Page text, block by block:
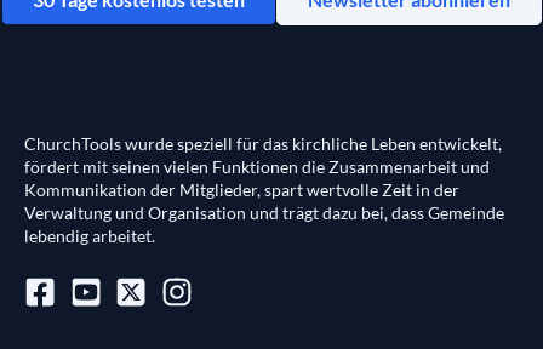
ChurchTools wurde speziell für das kirchliche Leben entwickelt,
fördert mit seinen vielen Funktionen die Zusammenarbeit und
Kommunikation der Mitglieder, spart wertvolle Zeit in der
Verwaltung und Organisation und trägt dazu bei, dass Gemeinde
lebendig arbeitet.